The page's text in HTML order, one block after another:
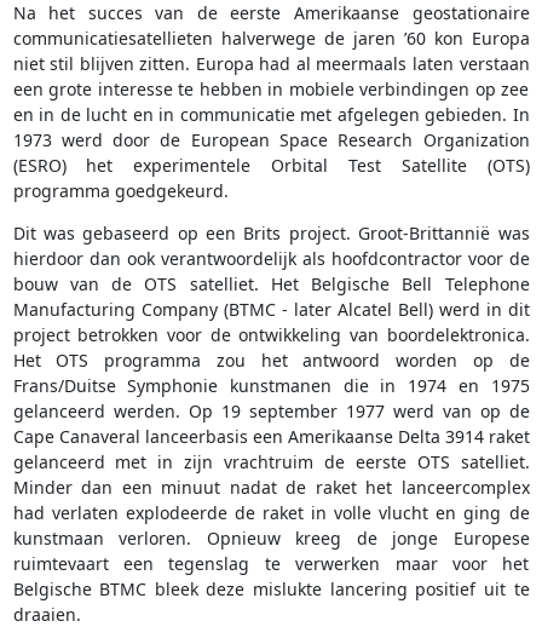
Na het succes van de eerste Amerikaanse geostationaire
communicatiesatellieten halverwege de jaren ’60 kon Europa
niet stil blijven zitten. Europa had al meermaals laten verstaan
een grote interesse te hebben in mobiele verbindingen op zee
en in de lucht en in communicatie met afgelegen gebieden. In
1973 werd door de European Space Research Organization
(ESRO) het experimentele Orbital Test Satellite (OTS)
programma goedgekeurd.
Dit was gebaseerd op een Brits project. Groot-Brittannië was
hierdoor dan ook verantwoordelijk als hoofdcontractor voor de
bouw van de OTS satelliet. Het Belgische Bell Telephone
Manufacturing Company (BTMC - later Alcatel Bell) werd in dit
project betrokken voor de ontwikkeling van boordelektronica.
Het OTS programma zou het antwoord worden op de
Frans/Duitse Symphonie kunstmanen die in 1974 en 1975
gelanceerd werden. Op 19 september 1977 werd van op de
Cape Canaveral lanceerbasis een Amerikaanse Delta 3914 raket
gelanceerd met in zijn vrachtruim de eerste OTS satelliet.
Minder dan een minuut nadat de raket het lanceercomplex
had verlaten explodeerde de raket in volle vlucht en ging de
kunstmaan verloren. Opnieuw kreeg de jonge Europese
ruimtevaart een tegenslag te verwerken maar voor het
Belgische BTMC bleek deze mislukte lancering positief uit te
draaien.